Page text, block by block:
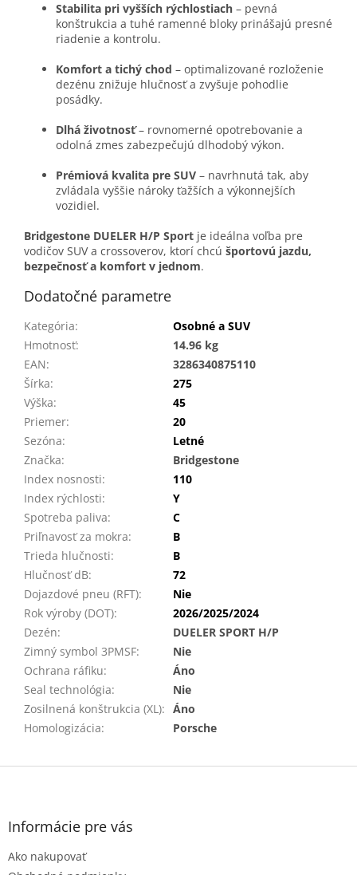
Stabilita pri vyšších rýchlostiach – pevná
konštrukcia a tuhé ramenné bloky prinášajú presné
riadenie a kontrolu.
Komfort a tichý chod – optimalizované rozloženie
dezénu znižuje hlučnosť a zvyšuje pohodlie
posádky.
Dlhá životnosť– rovnomerné opotrebovanie a
odolná zmes zabezpečujú dlhodobý výkon.
Prémiová kvalita pre SUV – navrhnutá tak, aby
zvládala vyššie nároky ťažších a výkonnejších
vozidiel.
Bridgestone DUELER H/P Sport je ideálna voľba pre
vodičov SUV a crossoverov, ktorí chcú športovú jazdu,
bezpečnosť a komfort v jednom.
Dodatočné parametre
Kategória:
Osobné a SUV
Hmotnosť:
14.96 kg
EAN:
3286340875110
Šírka:
275
Výška:
45
Priemer:
20
Sezóna:
Letné
Značka:
Bridgestone
Index nosnosti:
110
Index rýchlosti:
Y
Spotreba paliva:
C
Priľnavosť za mokra:
B
Trieda hlučnosti:
B
Hlučnosť dB:
72
Dojazdové pneu (RFT):
Nie
Rok výroby (DOT):
2026/2025/2024
Dezén:
DUELER SPORT H/P
Zimný symbol 3PMSF:
Nie
Ochrana ráfiku:
Áno
Seal technológia:
Nie
Zosilnená konštrukcia (XL): Áno
Homologizácia: Porsche
Z
Informácie pre vás
Ako nakupovať